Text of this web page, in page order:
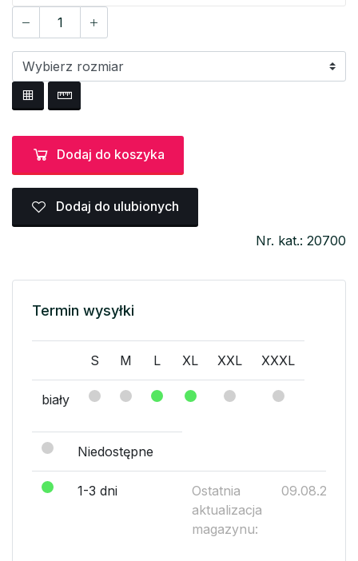
Dodaj do koszyka
Dodaj do ulubionych
Nr. kat.: 20700
Termin wysyłki
S M L XL XXL XXXL
biały
Niedostępne
1-3 dni
Ostatnia
aktualizacja
magazynu:
09.08.2026